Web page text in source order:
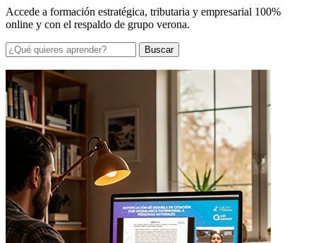
Accede a formación estratégica, tributaria y empresarial 100%
online y con el respaldo de grupo verona.
Buscar